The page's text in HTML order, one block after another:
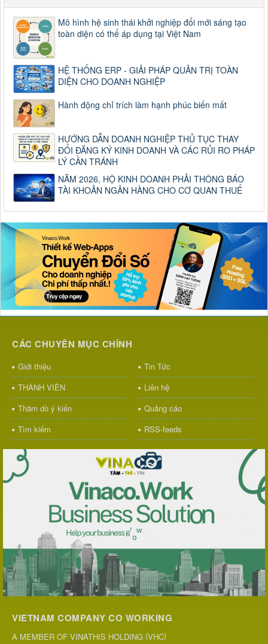
Mô hình hệ sinh thái khởi nghiệp đổi mới sáng tạo
toàn diện có thể áp dụng tại Việt Nam
HỆ THỐNG ERP - GIẢI PHÁP QUẢN TRỊ TOÀN
DIỆN CHO DOANH NGHIỆP
Hành động chỉ trích làm hạnh phúc biến mất
HƯỚNG DẪN DOANH NGHIỆP THỦ TỤC THAY
ĐỔI ĐĂNG KÝ KINH DOANH VÀ CÁC RỦI RO PHÁP
LÝ CẦN TRÁNH
NĂM 2026, HỘ KINH DOANH PHẢI THÔNG BÁO
TÀI KHOẢN NGÂN HÀNG CHO CƠ QUAN THUẾ
CÁC CHUYÊN MỤC CHÍNH
Giới thiệu
Tin Tức
THÀNH VIÊN
Liên hệ
Thăm dò ý kiến
Quảng cáo
Tìm kiếm
RSS-feeds
VIETNAM COMPANY CO WORKING
A MEMBER OF VINATHIS HOLDING (VHC)